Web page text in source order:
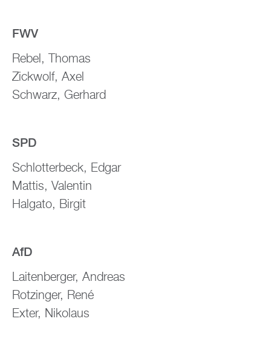
FWV
Rebel, Thomas
Zickwolf, Axel
Schwarz, Gerhard
SPD
Schlotterbeck, Edgar
Mattis, Valentin
Halgato, Birgit
AfD
Laitenberger, Andreas
Rotzinger, René
Exter, Nikolaus